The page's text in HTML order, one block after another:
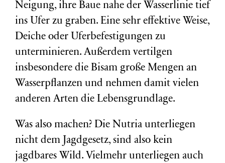
Neigung, ihre Baue nahe der Wasserlinie tief
ins Ufer zu graben. Eine sehr effektive Weise,
Deiche oder Uferbefestigungen zu
unterminieren. Außerdem vertilgen
insbesondere die Bisam große Mengen an
Wasserpflanzen und nehmen damit vielen
anderen Arten die Lebensgrundlage.
Was also machen? Die Nutria unterliegen
nicht dem Jagdgesetz, sind also kein
jagdbares Wild. Vielmehr unterliegen auch